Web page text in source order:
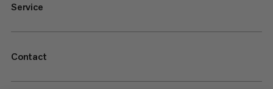
Service
Contact